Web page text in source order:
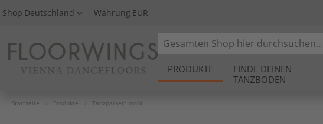
Shop Deutschland Währung EUR
Search
PRODUKTE
FINDE DEINEN
TANZBODEN
Startseite Produkte Tanzparkett mobil